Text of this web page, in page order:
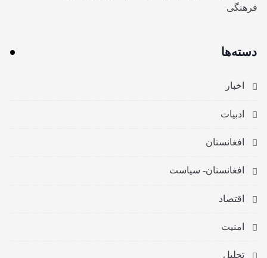
فرهنگی
دسته‌ها
اخبار
ادبیات
افغانستان
افغانستان- سیاست
اقتصاد
امنیت
تحلیل